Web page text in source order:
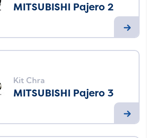
MITSUBISHI Pajero 2
Kit Chra
MITSUBISHI Pajero 3